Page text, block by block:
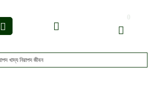
নিরাপদ জীবন